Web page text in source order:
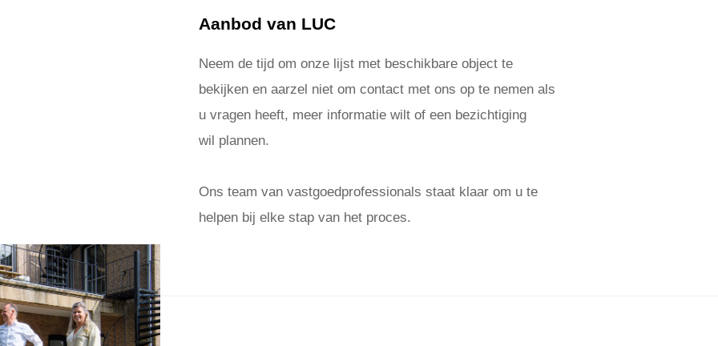
Aanbod van LUC
Neem de tijd om onze lijst met beschikbare object te
bekijken en aarzel niet om contact met ons op te nemen als
u vragen heeft, meer informatie wilt of een bezichtiging
wil plannen.
Ons team van vastgoedprofessionals staat klaar om u te
helpen bij elke stap van het proces.